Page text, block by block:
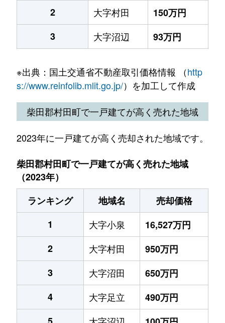
2
大字村田
150万円
3
大字沼辺 93万円
※出典：国土交通省不動産取引価格情報 （http
s://www.reinfolib.mlit.go.jp/）を加工して作成
柴田郡村田町で一戸建てが高く売れた地域
2023年に一戸建てが高く売却された地域です。
柴田郡村田町で一戸建てが高く売れた地域
（2023年）
ランキング
地域名
売却価格
1
大字小泉
16,527万円
2
大字村田
950万円
3
大字沼田
650万円
4
大字足立
490万円